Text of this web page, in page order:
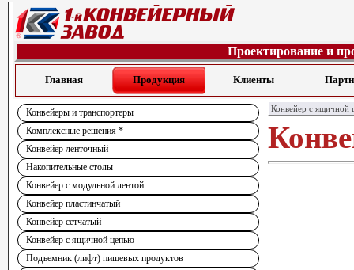
Проектирование и
Главная Продукция Клиенты
Конвейеры и транспортеры
Комплексные решения *
Конвейер ленточный
Накопительные столы
Конвейер с модульной лентой
Конвейер пластинчатый
Конвейер сетчатый
Конвейер с ящичной цепью
Подъемник (лифт) пищевых продуктов
Конвейер с ящичной